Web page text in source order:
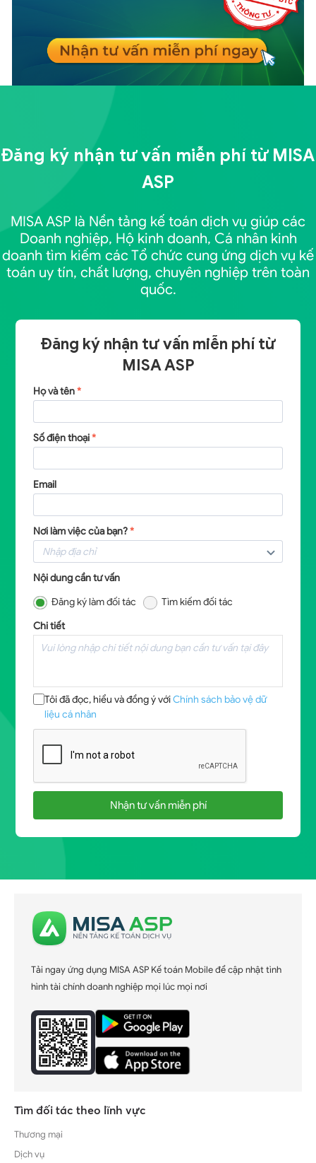
Đăng ký nhận tư vấn miễn phí từ MISA
ASP
MISA ASP là Nền tảng kế toán dịch vụ giúp các
Doanh nghiệp, Hộ kinh doanh, Cá nhân kinh
doanh tìm kiếm các Tổ chức cung ứng dịch vụ kế
toán uy tín, chất lượng, chuyên nghiệp trên toàn
quốc.
Đăng ký nhận tư vấn miễn phí từ
MISA ASP
Họ và tên*
Số điện thoại*
Email
Nơi làm việc của bạn?*
Nội dung cần tư vấn
Đăng ký làm đối tác
Tìm kiếm đối tác
Chi tiết
Tôi đã đọc, hiểu và đồng ý vớiChính sách bảo vệ dữ
liệu cá nhân
Nhận tư vấn miễn phí
Tải ngay ứng dụng MISA ASP Kế toán Mobile để cập nhật tình
hình tài chính doanh nghiệp mọi lúc mọi nơi
Tìm đối tác theo lĩnh vực
Thương mại
Dịch vụ